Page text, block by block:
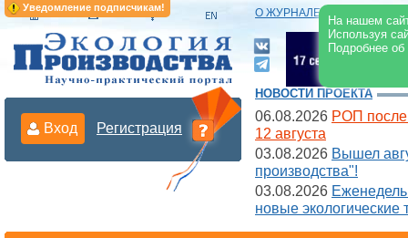
Уведомление подписчикам!
На нашем
Используя
Подробнее
О ЖУРНАЛЕ |
Вход Регистрация
НОВОСТИ ПРОЕКТА
06.08.2026 РОП после
12 августа
03.08.2026 Вышел
производства"!
03.08.2026
новые экологические